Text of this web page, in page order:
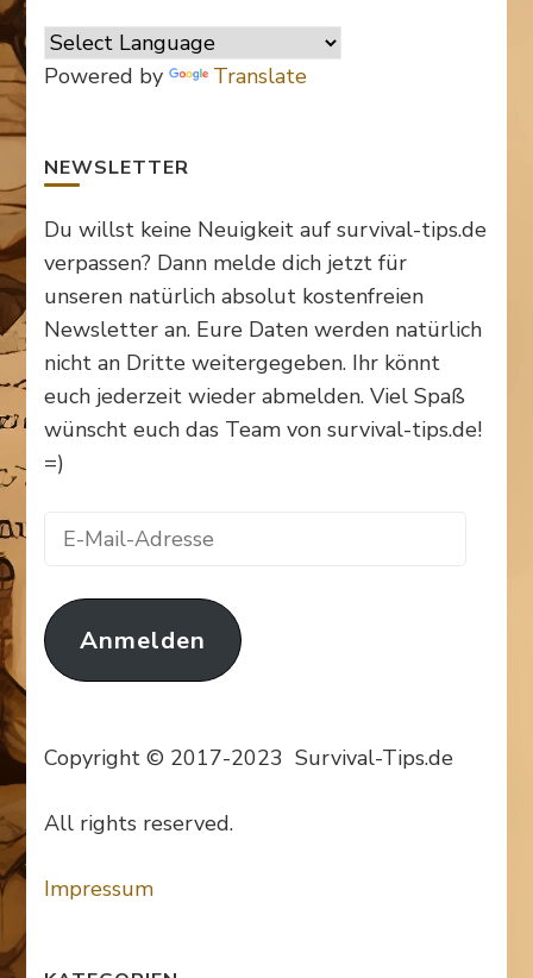
anzeigenanzeigen
anzeigen
Pinterest
anzeigen
Powered by Translate
NEWSLETTER
Du willst keine Neuigkeit auf survival-tips.de
verpassen? Dann melde dich jetzt für
unseren natürlich absolut kostenfreien
Newsletter an. Eure Daten werden natürlich
nicht an Dritte weitergegeben. Ihr könnt
euch jederzeit wieder abmelden. Viel Spaß
wünscht euch das Team von survival-tips.de!
=)
E-
Adresse
Anmelden
Copyright © 2017-2023 Survival-Tips.de
All rights reserved.
Impressum